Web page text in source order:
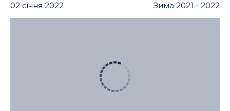
02 січня 2022
Зима 2021 - 2022